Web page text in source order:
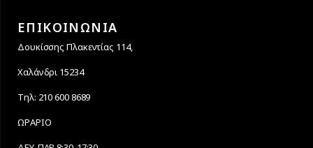
ΕΠΙΚΟΙΝΩΝΙΑ
Δουκίσσης Πλακεντίας 114,
Χαλάνδρι 15234
Τηλ: 210 600 8689
ΩΡΑΡΙΟ